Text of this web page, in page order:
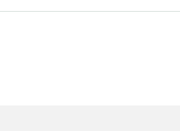
80-12 KÖRPERFORM DURAL BS42